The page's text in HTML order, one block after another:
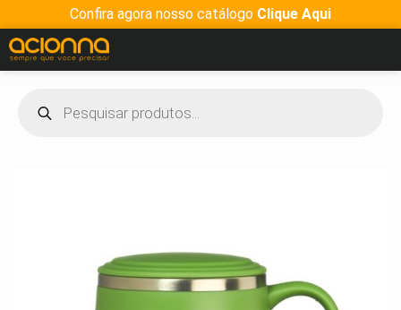
Confira agora nosso catálogo Clique Aqui